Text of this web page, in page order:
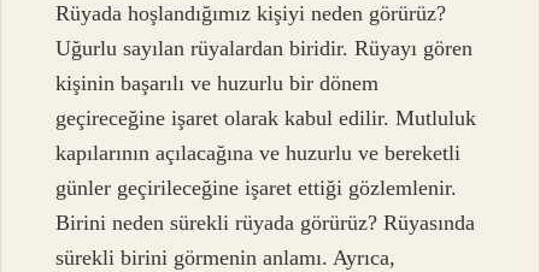
Rüyada hoşlandığımız kişiyi neden görürüz?
Uğurlu sayılan rüyalardan biridir. Rüyayı gören
kişinin başarılı ve huzurlu bir dönem
geçireceğine işaret olarak kabul edilir. Mutluluk
kapılarının açılacağına ve huzurlu ve bereketli
günler geçirileceğine işaret ettiği gözlemlenir.
Birini neden sürekli rüyada görürüz? Rüyasında
sürekli birini görmenin anlamı. Ayrıca,